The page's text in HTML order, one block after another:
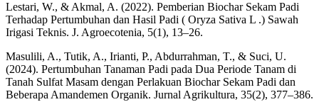
Lestari, W., & Akmal, A. (2022). Pemberian Biochar Sekam Padi
Terhadap Pertumbuhan dan Hasil Padi ( Oryza Sativa L .) Sawah
Irigasi Teknis. J. Agroecotenia, 5(1), 13–26.
Masulili, A., Tutik, A., Irianti, P., Abdurrahman, T., & Suci, U.
(2024). Pertumbuhan Tanaman Padi pada Dua Periode Tanam di
Tanah Sulfat Masam dengan Perlakuan Biochar Sekam Padi dan
Beberapa Amandemen Organik. Jurnal Agrikultura, 35(2), 377–386.